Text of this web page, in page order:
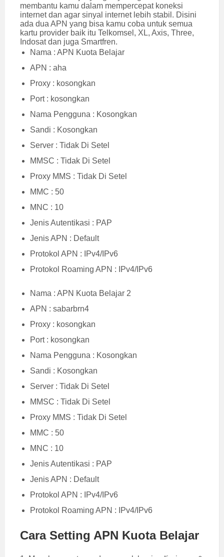
membantu kamu dalam mempercepat koneksi
internet dan agar sinyal internet lebih stabil. Disini
ada dua APN yang bisa kamu coba untuk semua
kartu provider baik itu Telkomsel, XL, Axis, Three,
Indosat dan juga Smartfren.
Nama : APN Kuota Belajar
APN : aha
Proxy : kosongkan
Port : kosongkan
Nama Pengguna : Kosongkan
Sandi : Kosongkan
Server : Tidak Di Setel
MMSC : Tidak Di Setel
Proxy MMS : Tidak Di Setel
MMC : 50
MNC : 10
Jenis Autentikasi : PAP
Jenis APN : Default
Protokol APN : IPv4/IPv6
Protokol Roaming APN : IPv4/IPv6
Nama : APN Kuota Belajar 2
APN : sabarbrn4
Proxy : kosongkan
Port : kosongkan
Nama Pengguna : Kosongkan
Sandi : Kosongkan
Server : Tidak Di Setel
MMSC : Tidak Di Setel
Proxy MMS : Tidak Di Setel
MMC : 50
MNC : 10
Jenis Autentikasi : PAP
Jenis APN : Default
Protokol APN : IPv4/IPv6
Protokol Roaming APN : IPv4/IPv6
Cara Setting APN Kuota Belajar